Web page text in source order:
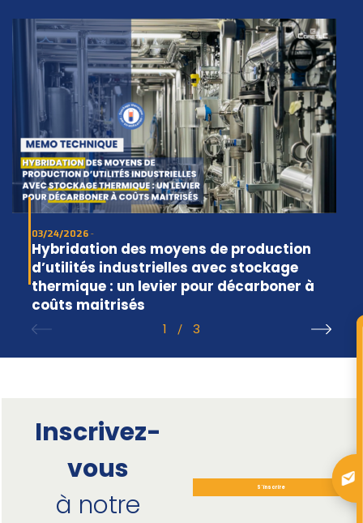
03/24/2026
Hybridation des moyens de production
d’utilités industrielles avec stockage
thermique : un levier pour décarboner à
coûts maitrisés
1 / 3
Inscrivez-
vous
à notre
S'inscrire